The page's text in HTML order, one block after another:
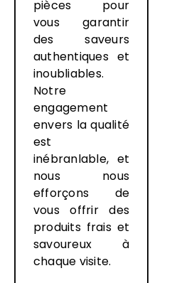
pièces pour
vous garantir
des saveurs
authentiques et
inoubliables.
Notre
engagement
envers la qualité
est
inébranlable, et
nous nous
efforçons de
vous offrir des
produits frais et
savoureux à
chaque visite.